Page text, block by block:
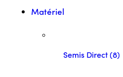
Matériel
Semis Direct (8)